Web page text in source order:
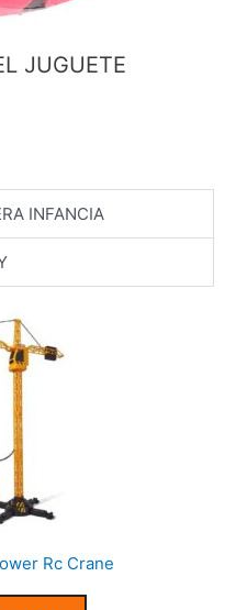
JUGUETE
INFANCIA
Rc Crane